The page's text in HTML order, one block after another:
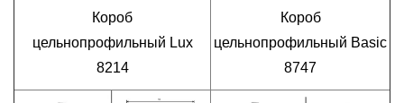
Короб
цельнопрофильный Lux
8214
Короб
цельнопрофильный Basic
8747